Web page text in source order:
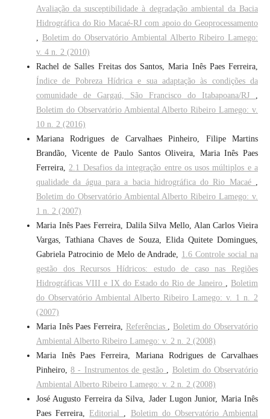
Avaliação da susceptibilidade à degradação ambiental da Bacia
Hidrográfica do Rio Macaé-RJ com apoio do Geoprocessamento
, Boletim do Observatório Ambiental Alberto Ribeiro Lamego:
v. 4 n. 2 (2010)
Rachel de Salles Freitas dos Santos, Maria Inês Paes Ferreira,
Índice de Pobreza Hídrica e sua adaptação às condições da
comunidade de Gargaú, São Francisco do Itabapoana/RJ ,
Boletim do Observatório Ambiental Alberto Ribeiro Lamego: v.
10 n. 2 (2016)
Mariana Rodrigues de Carvalhaes Pinheiro, Filipe Martins
Brandão, Vicente de Paulo Santos Oliveira, Maria Inês Paes
Ferreira,2.1 Desafios da integração entre os usos múltiplos e a
qualidade da água para a bacia hidrográfica do Rio Macaé ,
Boletim do Observatório Ambiental Alberto Ribeiro Lamego: v.
1 n. 2 (2007)
Maria Inês Paes Ferreira, Dalila Silva Mello, Alan Carlos Vieira
Vargas, Tathiana Chaves de Souza, Elida Quitete Domingues,
Gabriela Patrocinio de Melo de Andrade, 1.6 Controle social na
gestão dos Recursos Hídricos: estudo de caso nas Regiões
Hidrográficas VIII e IX do Estado do Rio de Janeiro , Boletim
do Observatório Ambiental Alberto Ribeiro Lamego: v. 1 n. 2
(2007)
Maria Inês Paes Ferreira, Referências , Boletim do Observatório
Ambiental Alberto Ribeiro Lamego: v. 2 n. 2 (2008)
Maria Inês Paes Ferreira, Mariana Rodrigues de Carvalhaes
Pinheiro,8 - Instrumentos de gestão , Boletim do Observatório
Ambiental Alberto Ribeiro Lamego: v. 2 n. 2 (2008)
José Augusto Ferreira da Silva, Jader Lugon Junior, Maria Inês
Paes Ferreira, Editorial , Boletim do Observatório Ambiental